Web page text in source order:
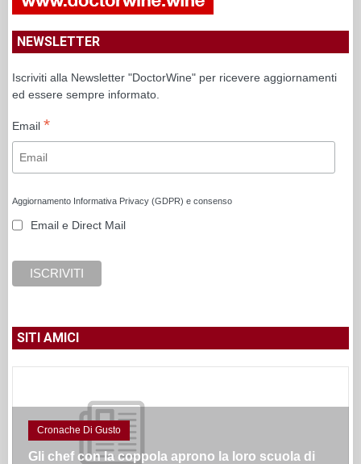
NEWSLETTER
Iscriviti alla Newsletter "DoctorWine" per ricevere aggiornamenti
ed essere sempre informato.
Email *
Aggiornamento Informativa Privacy (GDPR) e consenso
Email e Direct Mail
SITI AMICI
Cronache Di Gusto
Gli chef con la coppola aprono la loro scuola di